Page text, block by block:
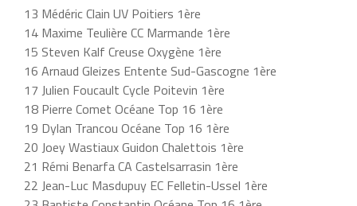
13 Médéric Clain UV Poitiers 1ère
14 Maxime Teulière CC Marmande 1ère
15 Steven Kalf Creuse Oxygène 1ère
16 Arnaud Gleizes Entente Sud-Gascogne 1ère
17 Julien Foucault Cycle Poitevin 1ère
18 Pierre Comet Océane Top 16 1ère
19 Dylan Trancou Océane Top 16 1ère
20 Joey Wastiaux Guidon Chalettois 1ère
21 Rémi Benarfa CA Castelsarrasin 1ère
22 Jean-Luc Masdupuy EC Felletin-Ussel 1ère